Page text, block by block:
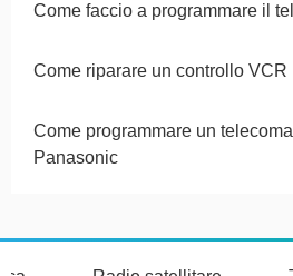
Come faccio a programmare il
Come riparare un controllo VCR
Come programmare un
Panasonic